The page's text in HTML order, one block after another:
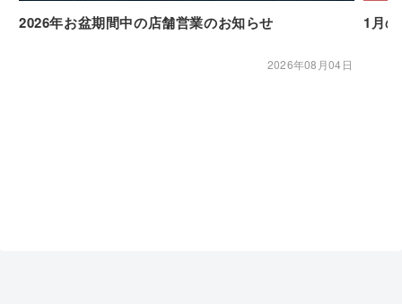
2026年お盆期間中の店舗営業のお知らせ
2026年08月04日
1月